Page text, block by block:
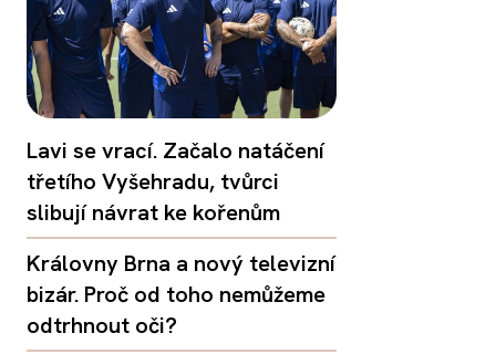
Lavi se vrací. Začalo natáčení
třetího Vyšehradu, tvůrci
slibují návrat ke kořenům
Královny Brna a nový televizní
bizár. Proč od toho nemůžeme
odtrhnout oči?